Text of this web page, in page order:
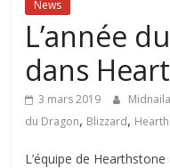
News
L’année
dans
3 mars 2019
du Dragon, Blizzard,
L’équipe de Hearthstone